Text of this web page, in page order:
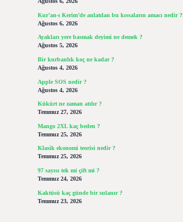
Kur’an-ı Kerim’de anlatılan bu kıssaların amacı nedir ?
Ağustos 6, 2026
Ayakları yere basmak deyimi ne demek ?
Ağustos 5, 2026
Bir kurbanlık koç ne kadar ?
Ağustos 4, 2026
Apple SOS nedir ?
Ağustos 4, 2026
Kükürt ne zaman atılır ?
Temmuz 27, 2026
Mango 2XL kaç beden ?
Temmuz 25, 2026
Klasik ekonomi teorisi nedir ?
Temmuz 25, 2026
97 sayısı tek mi çift mi ?
Temmuz 24, 2026
Kaktüsü kaç günde bir sulanır ?
Temmuz 23, 2026